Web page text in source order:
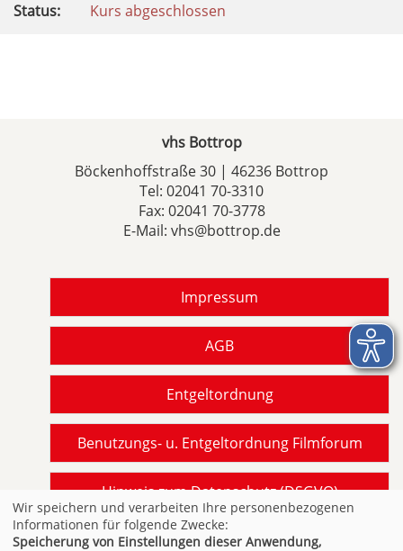
Status:
Kurs abgeschlossen
vhs Bottrop
Böckenhoffstraße 30 | 46236 Bottrop
Tel: 02041 70-3310
Fax: 02041 70-3778
E-Mail: vhs@bottrop.de
Impressum
AGB
Entgeltordnung
Benutzungs- u. Entgeltordnung Filmforum
Hinweis zum Datenschutz (DSGVO)
Barrierefreiheit gemäß BITV NRW
Wir speichern und verarbeiten Ihre personenbezogenen
Informationen für folgende Zwecke:
Speicherung von Einstellungen dieser Anwendung,